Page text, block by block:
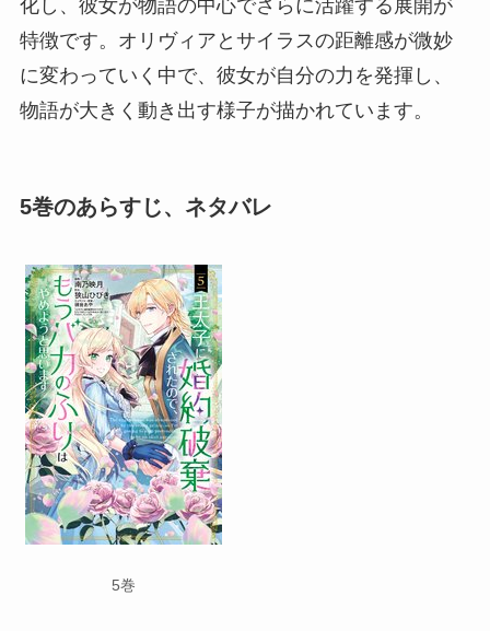
化し、彼女が物語の中心でさらに活躍する展開が
特徴です。オリヴィアとサイラスの距離感が微妙
に変わっていく中で、彼女が自分の力を発揮し、
物語が大きく動き出す様子が描かれています。
5巻のあらすじ、ネタバレ
5巻